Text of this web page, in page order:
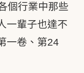
個行業中那些
一輩子也達不
一卷、第24